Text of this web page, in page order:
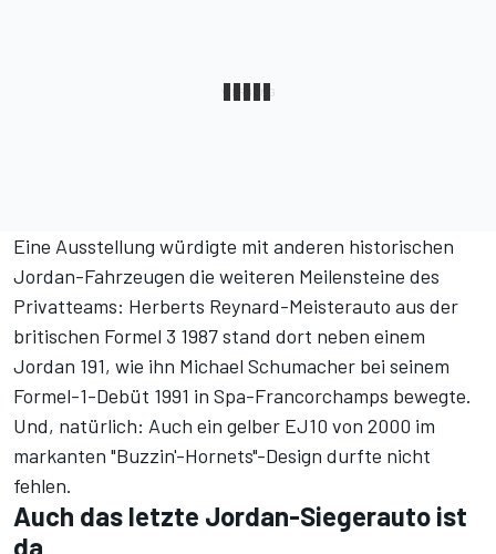
Eine Ausstellung würdigte mit anderen historischen
Jordan-Fahrzeugen die weiteren Meilensteine des
Privatteams: Herberts Reynard-Meisterauto aus der
britischen Formel 3 1987 stand dort neben einem
Jordan 191, wie ihn Michael Schumacher bei seinem
Formel-1-Debüt 1991 in Spa-Francorchamps bewegte.
Und, natürlich: Auch ein gelber EJ10 von 2000 im
markanten "Buzzin'-Hornets"-Design durfte nicht
fehlen.
Auch das letzte Jordan-Siegerauto ist
da